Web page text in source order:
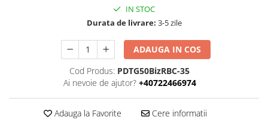
IN STOC
Durata de livrare: 3-5 zile
ADAUGA IN COS
Cod Produs: PDTG50BizRBC-35
Ai nevoie de ajutor? +40722466974
Adauga la Favorite Cere informatii